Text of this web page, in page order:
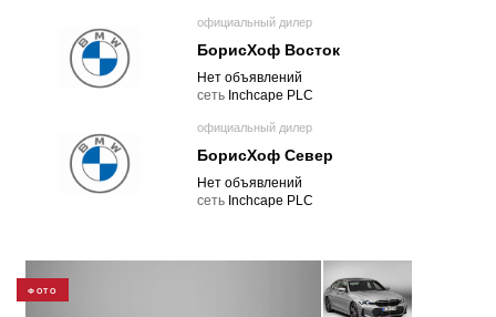
официальный дилер
БорисХоф Восток
Нет объявлений
cеть Inchcape PLC
официальный дилер
БорисХоф Север
Нет объявлений
cеть Inchcape PLC
ФОТО